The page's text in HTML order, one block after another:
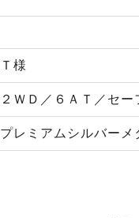
Ｔ様
２ＷＤ／６ＡＴ／セ
プレミアムシルバー